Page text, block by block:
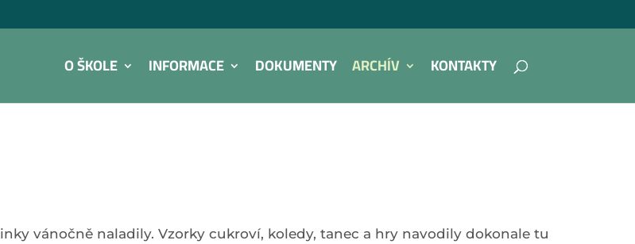
O ŠKOLE INFORMACE DOKUMENTY ARCHÍV KONTAKTY
vánočně naladily. Vzorky cukroví, koledy, tanec a hry navodily dokonale tu